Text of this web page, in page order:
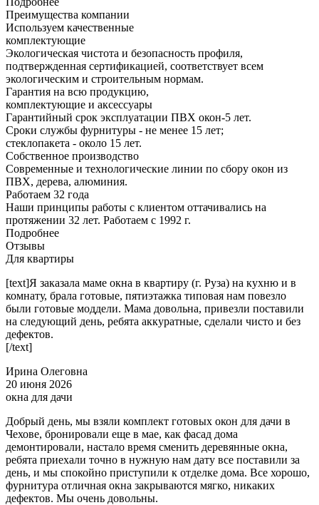
Преимущества компании
Используем качественные
комплектующие
Экологическая чистота и безопасность профиля,
подтвержденная сертификацией, соответствует всем
экологическим и строительным нормам.
Гарантия на всю продукцию,
комплектующие и аксессуары
Гарантийный срок эксплуатации ПВХ окон-5 лет.
Сроки службы фурнитуры - не менее 15 лет;
стеклопакета - около 15 лет.
Собственное производство
Современные и технологические линии по сбору окон из
ПВХ, дерева, алюминия.
Работаем 32 года
Наши принципы работы с клиентом оттачивались на
протяжении 32 лет. Работаем с 1992 г.
Подробнее
Отзывы
Для квартиры
[text]Я заказала маме окна в квартиру (г. Руза) на кухню и в
комнату, брала готовые, пятиэтажка типовая нам повезло
были готовые моддели. Мама довольна, привезли поставили
на следующий день, ребята аккуратные, сделали чисто и без
дефектов.
[/text]
Ирина Олеговна
20 июня 2026
окна для дачи
Добрый день, мы взяли комплект готовых окон для дачи в
Чехове, бронировали еще в мае, как фасад дома
демонтировали, настало время сменить деревянные окна,
ребята приехали точно в нужную нам дату все поставили за
день, и мы спокойно приступили к отделке дома. Все хорошо,
фурнитура отличная окна закрываются мягко, никаких
дефектов. Мы очень довольны.